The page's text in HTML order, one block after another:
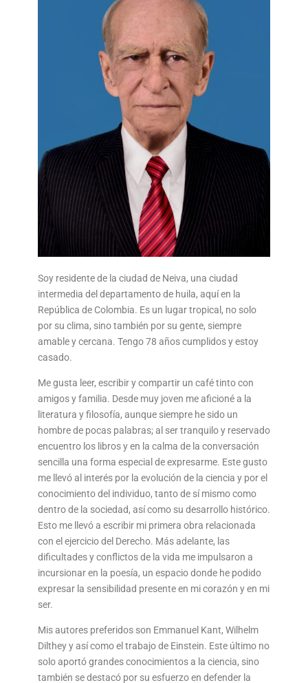
Soy residente de la ciudad de Neiva, una ciudad
intermedia del departamento de huila, aquí en la
República de Colombia. Es un lugar tropical, no solo
por su clima, sino también por su gente, siempre
amable y cercana. Tengo 78 años cumplidos y estoy
casado.
Me gusta leer, escribir y compartir un café tinto con
amigos y familia. Desde muy joven me aficioné a la
literatura y filosofía, aunque siempre he sido un
hombre de pocas palabras; al ser tranquilo y reservado
encuentro los libros y en la calma de la conversación
sencilla una forma especial de expresarme. Este gusto
me llevó al interés por la evolución de la ciencia y por el
conocimiento del individuo, tanto de sí mismo como
dentro de la sociedad, así como su desarrollo histórico.
Esto me llevó a escribir mi primera obra relacionada
con el ejercicio del Derecho. Más adelante, las
dificultades y conflictos de la vida me impulsaron a
incursionar en la poesía, un espacio donde he podido
expresar la sensibilidad presente en mi corazón y en mi
ser.
Mis autores preferidos son Emmanuel Kant, Wilhelm
Dilthey y así como el trabajo de Einstein. Este último no
solo aportó grandes conocimientos a la ciencia, sino
también se destacó por su esfuerzo en defender la